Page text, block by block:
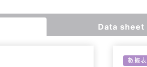
Data sheet
數據表